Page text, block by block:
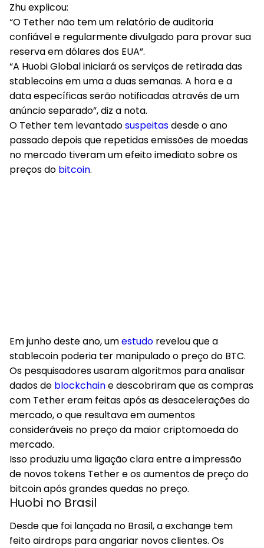
Zhu explicou:
“O Tether não tem um relatório de auditoria
confiável e regularmente divulgado para provar sua
reserva em dólares dos EUA”.
“A Huobi Global iniciará os serviços de retirada das
stablecoins em uma a duas semanas. A hora e a
data específicas serão notificadas através de um
anúncio separado”, diz a nota.
O Tether tem levantadosuspeitasdesde o ano
passado depois que repetidas emissões de moedas
no mercado tiveram um efeito imediato sobre os
preços do bitcoin.
Em junho deste ano, umestudo revelou que a
stablecoin poderia ter manipulado o preço do BTC.
Os pesquisadores usaram algoritmos para analisar
dados de blockchaine descobriram que as compras
com Tether eram feitas após as desacelerações do
mercado, o que resultava em aumentos
consideráveis ​​no preço da maior criptomoeda do
mercado.
Isso produziu uma ligação clara entre a impressão
de novos tokens Tether e os aumentos de preço do
bitcoin após grandes quedas no preço.
Huobi no Brasil
Desde que foi lançada no Brasil, a exchange tem
feito airdrops para angariar novos clientes. Os